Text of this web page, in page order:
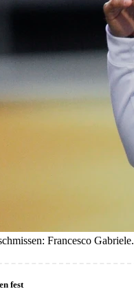
Francesco Gabriele.
fest